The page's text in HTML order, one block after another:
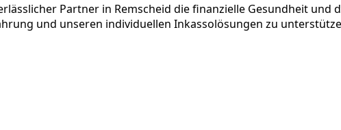
Partner in Remscheid die finanzielle Gesundheit und
und unseren individuellen Inkassolösungen zu